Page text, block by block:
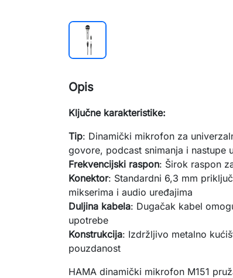
Opis
Ključne karakteristike:
Tip: Dinamički mikrofon za
govore, podcast snimanja i nastupe
Frekvencijski raspon: Širok raspon
Konektor: Standardni 6,3 mm
mikserima i audio uređajima
Duljina kabela: Dugačak kabel
upotrebe
Konstrukcija: Izdržljivo metalno
pouzdanost
HAMA dinamički mikrofon M151